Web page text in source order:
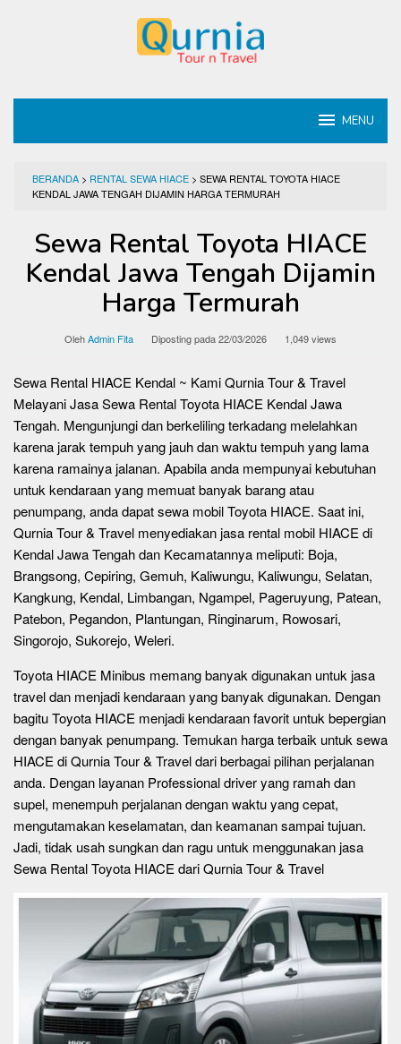
MENU
BERANDA > RENTAL SEWA HIACE > SEWA RENTAL TOYOTA HIACE
KENDAL JAWA TENGAH DIJAMIN HARGA TERMURAH
Sewa Rental Toyota HIACE
Kendal Jawa Tengah Dijamin
Harga Termurah
OlehAdmin Fita Diposting pada22/03/2026 1,049 views
Sewa Rental HIACE Kendal ~ Kami Qurnia Tour & Travel
Melayani Jasa Sewa Rental Toyota HIACE Kendal Jawa
Tengah. Mengunjungi dan berkeliling terkadang melelahkan
karena jarak tempuh yang jauh dan waktu tempuh yang lama
karena ramainya jalanan. Apabila anda mempunyai kebutuhan
untuk kendaraan yang memuat banyak barang atau
penumpang, anda dapat sewa mobil Toyota HIACE. Saat ini,
Qurnia Tour & Travel menyediakan jasa rental mobil HIACE di
Kendal Jawa Tengah dan Kecamatannya meliputi: Boja,
Brangsong, Cepiring, Gemuh, Kaliwungu, Kaliwungu, Selatan,
Kangkung, Kendal, Limbangan, Ngampel, Pageruyung, Patean,
Patebon, Pegandon, Plantungan, Ringinarum, Rowosari,
Singorojo, Sukorejo, Weleri.
Toyota HIACE Minibus memang banyak digunakan untuk jasa
travel dan menjadi kendaraan yang banyak digunakan. Dengan
bagitu Toyota HIACE menjadi kendaraan favorit untuk bepergian
dengan banyak penumpang. Temukan harga terbaik untuk sewa
HIACE di Qurnia Tour & Travel dari berbagai pilihan perjalanan
anda. Dengan layanan Professional driver yang ramah dan
supel, menempuh perjalanan dengan waktu yang cepat,
mengutamakan keselamatan, dan keamanan sampai tujuan.
Jadi, tidak usah sungkan dan ragu untuk menggunakan jasa
Sewa Rental Toyota HIACE dari Qurnia Tour & Travel